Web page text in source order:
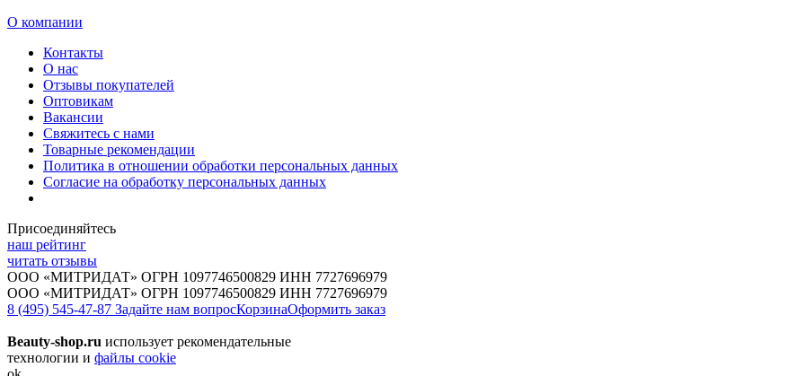
О компании
Контакты
О нас
Отзывы покупателей
Оптовикам
Вакансии
Свяжитесь с нами
Товарные рекомендации
Политика в отношении обработки персональных данных
Согласие на обработку персональных данных
Присоединяйтесь
наш рейтинг
читать отзывы
ООО «МИТРИДАТ» ОГРН 1097746500829 ИНН 7727696979
ООО «МИТРИДАТ» ОГРН 1097746500829 ИНН 7727696979
8 (495) 545-47-87 Задайте нам вопросКорзинаОформить заказ
Beauty-shop.ru использует рекомендательные
технологии и файлы cookie